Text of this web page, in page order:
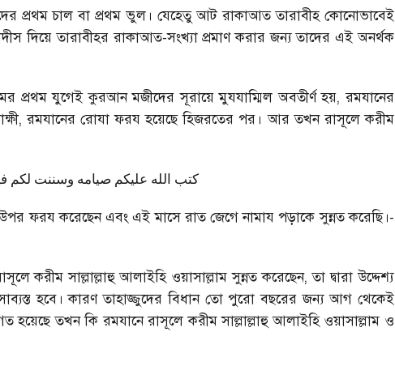
প্রথম চাল বা প্রথম ভুল। যেহেতু আট রাকাআত তারাবীহ কোনোভাবেই
দিয়ে তারাবীহর রাকাআত-সংখ্যা প্রমাণ করার জন্য তাদের এই অনর্থক
প্রথম যুগেই কুরআন মজীদের সূরায়ে মুযযাম্মিল অবতীর্ণ হয়, রমযানের
রমযানের রোযা ফরয হয়েছে হিজরতের পর। আর তখন রাসূলে করীম
كتب الله عليكم صيامه وسننت لكم
ফরয করেছেন এবং এই মাসে রাত জেগে নামায পড়াকে সুন্নত করেছি।-
করীম সাল্লাল্লাহু আলাইহি ওয়াসাল্লাম সুন্নত করেছেন, তা দ্বারা উদ্দেশ্য
হবে। কারণ তাহাজ্জুদের বিধান তো পুরো বছরের জন্য আগ থেকেই
তখন কি রমযানে রাসূলে করীম সাল্লাল্লাহু আলাইহি ওয়াসাল্লাম ও